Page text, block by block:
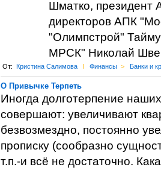
Шматко, президент
директоров АПК
"Олимпстрой"
МРСК" Николай
От: Кристина Салимова l Финансы > Банки и
О Привычке Терпеть
Иногда долготерпение
совершают: увеличивают
безвозмездно, постоянно
прописку (сообразно
т.п.-и всё не достаточно.